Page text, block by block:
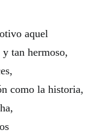
aquel
tan hermoso,
como la historia,